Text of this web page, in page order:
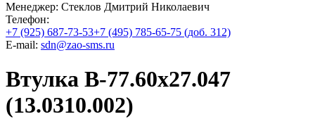
Менеджер: Стеклов Дмитрий Николаевич
Телефон:
+7 (925) 687-73-53+7 (495) 785-65-75 (доб. 312)
E-mail: sdn@zao-sms.ru
Втулка В-77.60х27.047
(13.0310.002)